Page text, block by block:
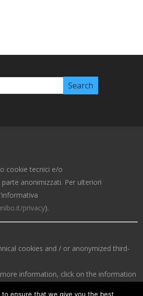
cookie tecnici e/o
anonimizzati. Per ulteriori
privacy).
cookies and / or anonymized third-
information, click on the information
to ensure that we give you the best